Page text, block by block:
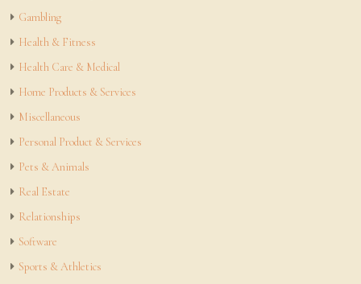
Gambling
Health & Fitness
Health Care & Medical
Home Products & Services
Miscellaneous
Personal Product & Services
Pets & Animals
Real Estate
Relationships
Software
Sports & Athletics